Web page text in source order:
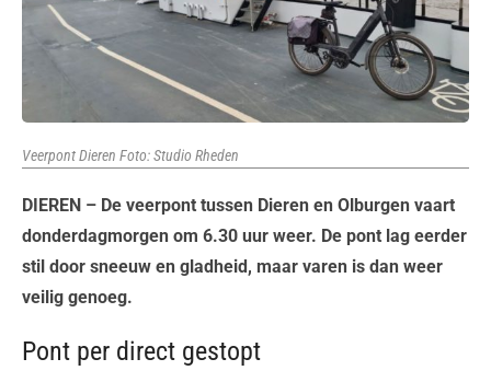
Veerpont Dieren Foto: Studio Rheden
DIEREN – De veerpont tussen Dieren en Olburgen vaart
donderdagmorgen om 6.30 uur weer. De pont lag eerder
stil door sneeuw en gladheid, maar varen is dan weer
veilig genoeg.
Pont per direct gestopt